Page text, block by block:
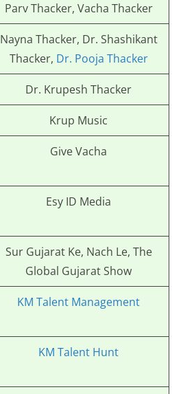
Parv Thacker, Vacha Thacker
Nayna Thacker, Dr. Shashikant
Thacker, Dr. Pooja Thacker
Dr. Krupesh Thacker
Krup Music
Give Vacha
Esy ID Media
Sur Gujarat Ke, Nach Le, The
Global Gujarat Show
KM Talent Management
KM Talent Hunt